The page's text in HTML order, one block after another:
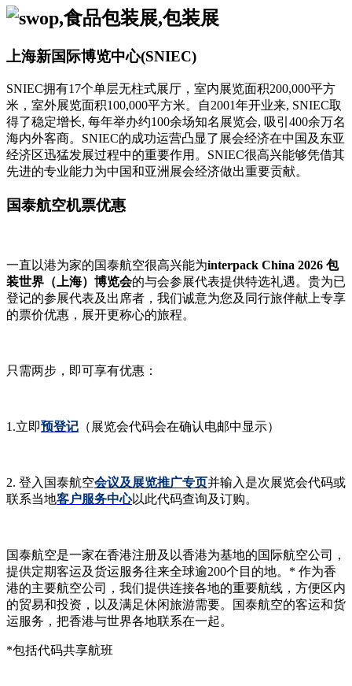
上海新国际博览中心(SNIEC)
SNIEC拥有17个单层无柱式展厅，室内展览面积200,000平方
米，室外展览面积100,000平方米。自2001年开业来, SNIEC取
得了稳定增长, 每年举办约100余场知名展览会, 吸引400余万名
海内外客商。SNIEC的成功运营凸显了展会经济在中国及东亚
经济区迅猛发展过程中的重要作用。SNIEC很高兴能够凭借其
先进的专业能力为中国和亚洲展会经济做出重要贡献。
国泰航空机票优惠
一直以港为家的国泰航空很高兴能为interpack China 2026 包
装世界（上海）博览会的与会参展代表提供特选礼遇。贵为已
登记的参展代表及出席者，我们诚意为您及同行旅伴献上专享
的票价优惠，展开更称心的旅程。
只需两步，即可享有优惠：
1.立即预登记 （展览会代码会在确认电邮中显示）
2. 登入国泰航空会议及展览推广专页并输入是次展览会代码或
联系当地客户服务中心以此代码查询及订购。
国泰航空是一家在香港注册及以香港为基地的国际航空公司，
提供定期客运及货运服务往来全球逾200个目的地。* 作为香
港的主要航空公司，我们提供连接各地的重要航线，方便区内
的贸易和投资，以及满足休闲旅游需要。国泰航空的客运和货
运服务，把香港与世界各地联系在一起。
*包括代码共享航班